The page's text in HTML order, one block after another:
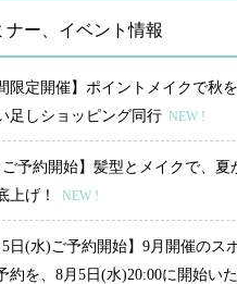
ナー、イベント情報
限定開催】ポイントメイクで秋
足しショッピング同行 NEW !
ご予約開始】髪型とメイクで、
上げ！
NEW !
5日(水)ご予約開始】9月開催のス
約を、8月5日(水)20:00に開始い